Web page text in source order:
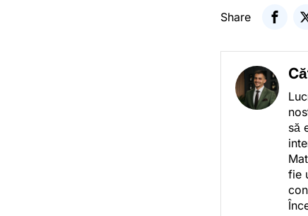
Share
să
fie